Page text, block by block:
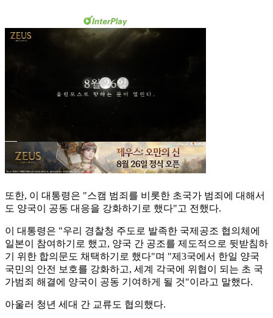
또한, 이 대통령은 "스캠 범죄를 비롯한 초국가 범죄에 대해서
도 양국이 공동 대응을 강화하기로 했다"고 전했다.
이 대통령은 "우리 경찰청 주도로 발족한 국제공조 협의체에
일본이 참여하기로 했고, 양국 간 공조를 제도적으로 뒷받침하
기 위한 합의문도 채택하기로 했다"며 "제3국에서 한일 양국
국민의 안전 보호를 강화하고, 세계 각국에 위협이 되는 초 국
가범죄 해결에 양국이 공동 기여하게 될 것"이라고 말했다.
아울러 청년 세대 간 교류도 협의했다.